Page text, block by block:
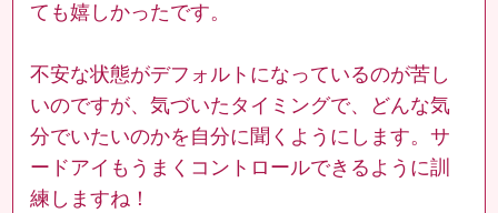
ても嬉しかったです。
不安な状態がデフォルトになっているのが苦し
いのですが、気づいたタイミングで、どんな気
分でいたいのかを自分に聞くようにします。サ
ードアイもうまくコントロールできるように訓
練しますね！